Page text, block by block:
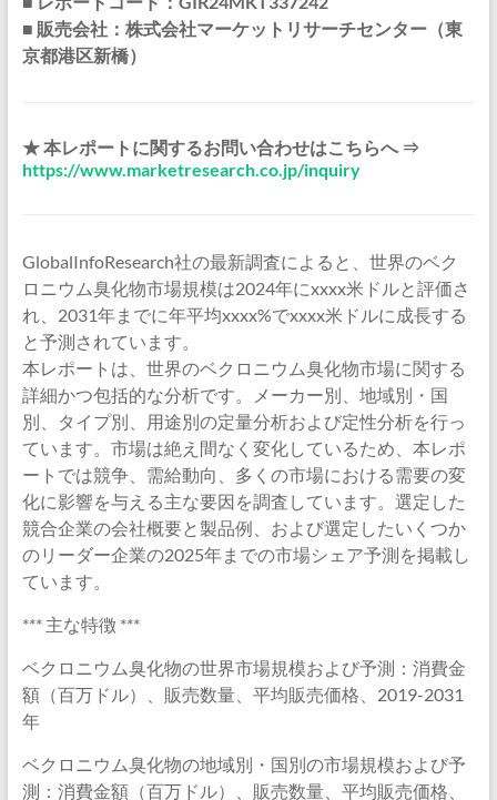
■ 販売会社：株式会社マーケットリサーチセンター（東
京都港区新橋）
★ 本レポートに関するお問い合わせはこちらへ ⇒
https://www.marketresearch.co.jp/inquiry
GlobalInfoResearch社の最新調査によると、世界のベク
ロニウム臭化物市場規模は2024年にxxxx米ドルと評価さ
れ、2031年までに年平均xxxx%でxxxx米ドルに成長する
と予測されています。
本レポートは、世界のベクロニウム臭化物市場に関する
詳細かつ包括的な分析です。メーカー別、地域別・国
別、タイプ別、用途別の定量分析および定性分析を行っ
ています。市場は絶え間なく変化しているため、本レポ
ートでは競争、需給動向、多くの市場における需要の変
化に影響を与える主な要因を調査しています。選定した
競合企業の会社概要と製品例、および選定したいくつか
のリーダー企業の2025年までの市場シェア予測を掲載し
ています。
*** 主な特徴 ***
ベクロニウム臭化物の世界市場規模および予測：消費金
額（百万ドル）、販売数量、平均販売価格、2019-2031
年
ベクロニウム臭化物の地域別・国別の市場規模および予
測：消費金額（百万ドル）、販売数量、平均販売価格、